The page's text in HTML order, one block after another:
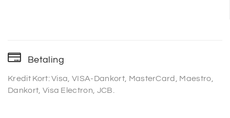
Betaling
Kredit Kort: Visa, VISA-Dankort, MasterCard, Maestro,
Dankort, Visa Electron, JCB.